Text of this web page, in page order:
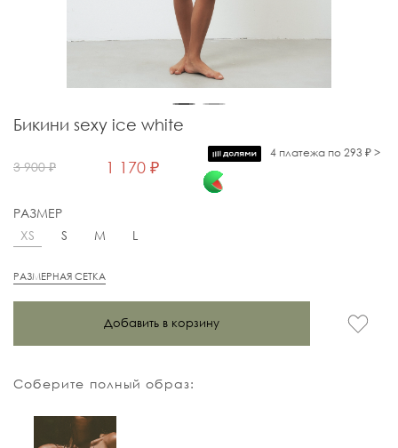
Бикини sexy ice white
3 900 ₽ 1 170 ₽
4 платежа по 293 ₽ >
РАЗМЕР
XS
S M L
РАЗМЕРНАЯ СЕТКА
Добавить в корзину
Соберите полный образ: